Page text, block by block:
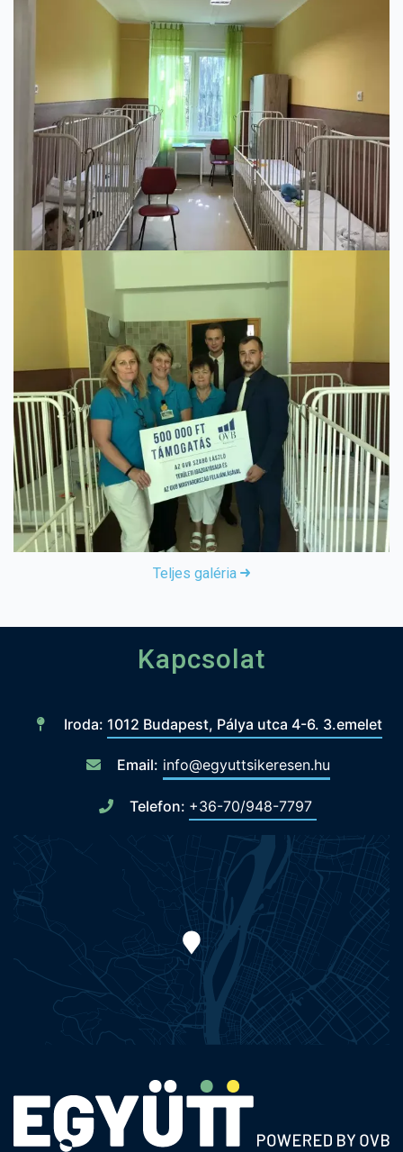
Teljes galéria
Kapcsolat
Iroda: 1012 Budapest, Pálya utca 4-6. 3.emelet
Email: info@egyuttsikeresen.hu
Telefon: +36-70/948-7797